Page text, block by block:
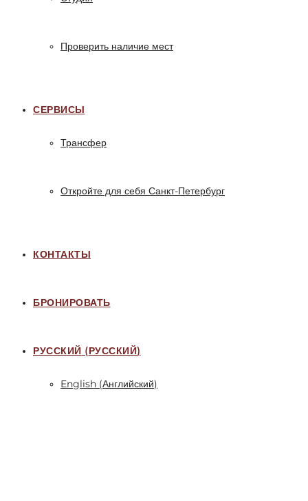
Проверить наличие мест
СЕРВИСЫ
Трансфер
Откройте для себя Санкт-Петербург
КОНТАКТЫ
БРОНИРОВАТЬ
РУССКИЙ (РУССКИЙ)
English (Английский)